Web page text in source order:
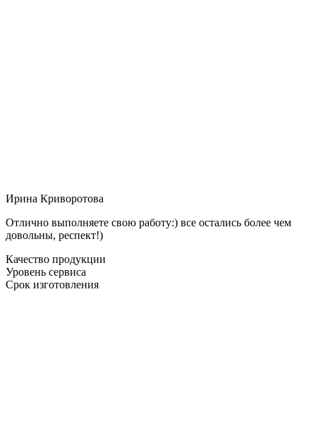
Ирина Криворотова
Отлично выполняете свою работу:) все остались более чем
довольны, респект!)
Качество продукции
Уровень сервиса
Срок изготовления